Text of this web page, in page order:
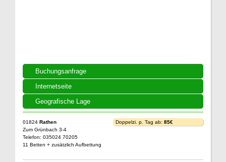
Buchungsanfrage
Internetseite
Geografische Lage
01824 Rathen
Zum Grünbach 3-4
Telefon: 035024 70205
11 Betten + zusätzlich Aufbettung
Doppelzi. p. Tag ab: 85€